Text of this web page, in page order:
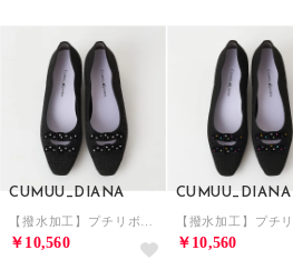
CUMUU_DIANA
￥10,560
CUMUU_DIANA
￥10,560